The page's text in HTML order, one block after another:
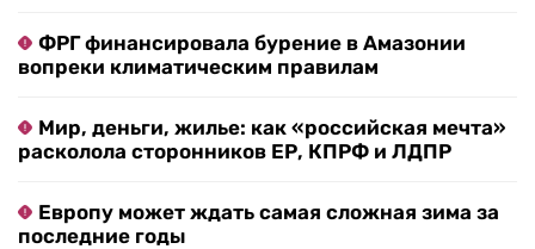
ФРГ финансировала бурение в Амазонии
вопреки климатическим правилам
Мир, деньги, жилье: как «российская мечта»
расколола сторонников ЕР, КПРФ и ЛДПР
Европу может ждать самая сложная зима за
последние годы